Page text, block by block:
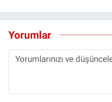
Yorumlar